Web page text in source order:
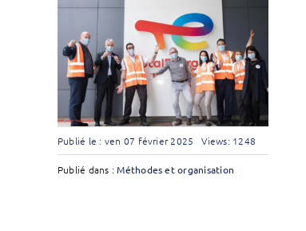
Publié le : ven 07 février 2025 Views: 1248
Publié dans :Méthodes et organisation